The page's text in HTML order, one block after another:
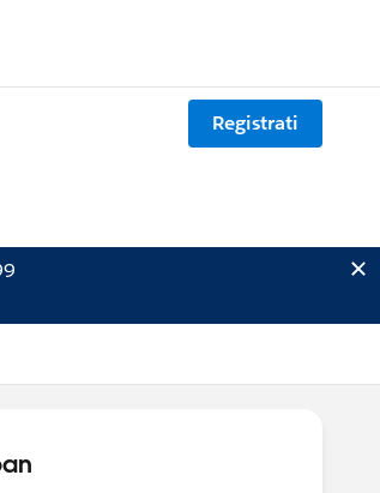
Registrati